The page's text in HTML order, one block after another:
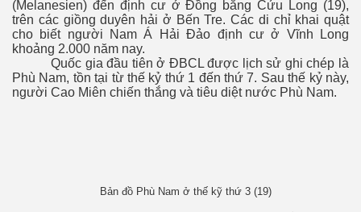
(Melanesien) đến định cư ở Đồng bằng Cửu Long (19),
trên các giồng duyên hải ở Bến Tre. Các di chỉ khai quật
cho biết người Nam Á Hải Đảo định cư ở Vĩnh Long
khoảng 2.000 năm nay.
Quốc gia đầu tiên ở ĐBCL được lịch sử ghi chép là
Phù Nam, tồn tại từ thế kỷ thứ 1 đến thứ 7. Sau thế kỷ này,
người Cao Miên chiến thắng và tiêu diệt nước Phù Nam.
Bản đồ Phù Nam ở thế kỹ thứ 3 (19)